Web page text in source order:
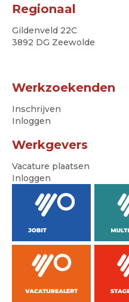
Regionaal
Gildenveld 22C
3892 DG Zeewolde
Werkzoekenden
Inschrijven
Inloggen
Werkgevers
Vacature plaatsen
Inloggen